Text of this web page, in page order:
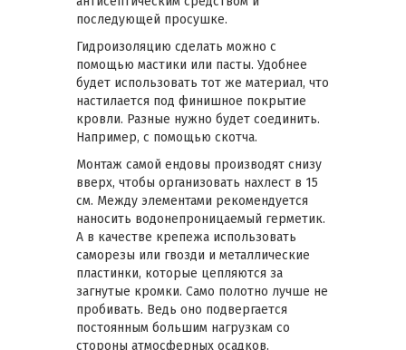
последующей просушке.
Гидроизоляцию сделать можно с
помощью мастики или пасты. Удобнее
будет использовать тот же материал, что
настилается под финишное покрытие
кровли. Разные нужно будет соединить.
Например, с помощью скотча.
Монтаж самой ендовы производят снизу
вверх, чтобы организовать нахлест в 15
см. Между элементами рекомендуется
наносить водонепроницаемый герметик.
А в качестве крепежа использовать
саморезы или гвозди и металлические
пластинки, которые цепляются за
загнутые кромки. Само полотно лучше не
пробивать. Ведь оно подвергается
постоянным большим нагрузкам со
стороны атмосферных осадков.